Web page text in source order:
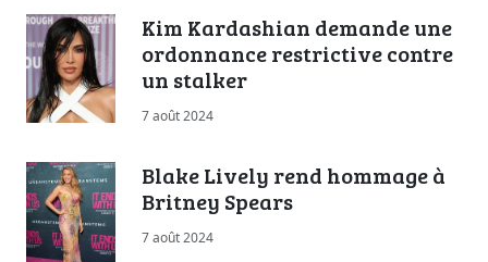
Kim Kardashian demande une
ordonnance restrictive contre
un stalker
7 août 2024
Blake Lively rend hommage à
Britney Spears
7 août 2024